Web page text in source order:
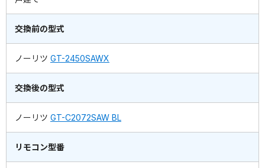
交換前の型式
ノーリツ GT-2450SAWX
交換後の型式
ノーリツ GT-C2072SAW BL
リモコン型番